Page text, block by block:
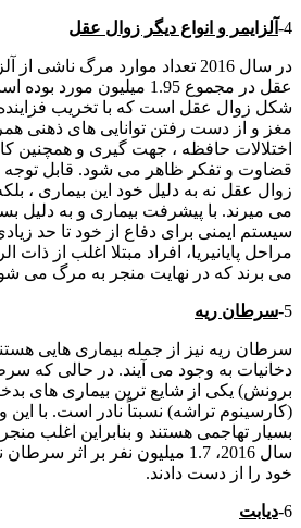
4- آلزایمر و انواع دیگر زوال عقل
در سال 2016 تعداد موارد مرگ
عقل در مجموع 1.95 میلیون
شکل زوال عقل است که با تخریب
مغز و از دست رفتن توانایی های ذهنی
اختلالات حافظه ، جهت گیری و همچنین
قضاوت و تفکر ظاهر می شود. قابل توجه
زوال عقل نه به دلیل خود این بیماری ،
می میرند. با پیشرفت بیماری و به دلیل
سیستم ایمنی برای دفاع از خود تا حد
مراحل پایانیريا، افراد مبتلا اغلب از ذات
می برند که در نهایت منجر به مرگ می
5- سرطان ریه
سرطان ریه نیز از جمله بیماری هایی
دخانیات به وجود می آیند. در حالی که
برونش) یکی از شایع ترین بیماری های
(کارسینوم تراشه) نسبتاً نادر است. با
بسیار تهاجمی هستند و بنابراین اغلب
سال 2016، 1.7 میلیون نفر بر
خود را از دست دادند.
6- دیابت